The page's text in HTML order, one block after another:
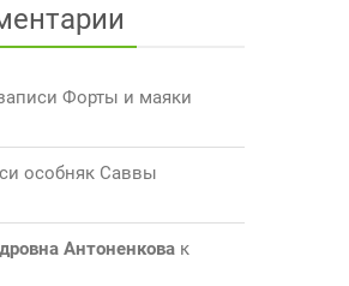
Форты и маяки
особняк Саввы
Антоненкова к